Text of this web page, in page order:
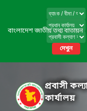
বাংলাদেশ জাতীয় তথ্য বাতায়ন
দেখুন
প্রবাসী
কার্যালয়